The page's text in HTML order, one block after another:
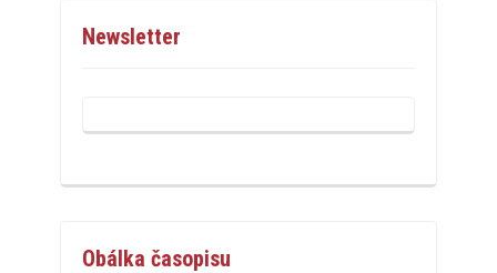
Newsletter
Obálka časopisu